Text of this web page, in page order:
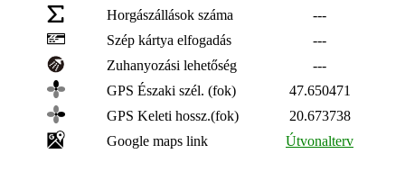
Horgászállások száma
---
Szép kártya elfogadás
---
Zuhanyozási lehetőség
---
GPS Északi szél. (fok)
47.650471
GPS Keleti hossz.(fok)
20.673738
Google maps link
Útvonalterv